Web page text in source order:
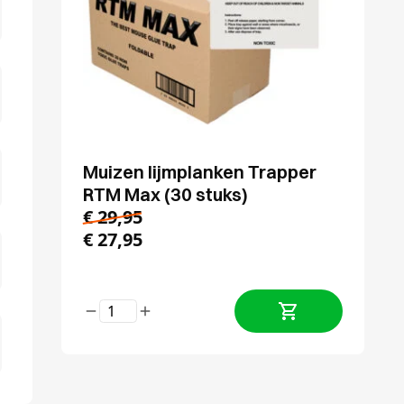
Muizen lijmplanken Trapper
RTM Max (30 stuks)
€29,95
€27,95